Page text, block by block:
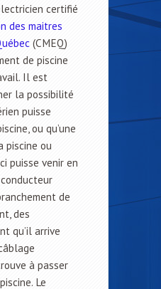
certifié
des maitres
(CMEQ)
de piscine
Il est
la possibilité
puisse
ou qu’une
piscine ou
puisse venir en
de
des
qu’il arrive
à passer
Le